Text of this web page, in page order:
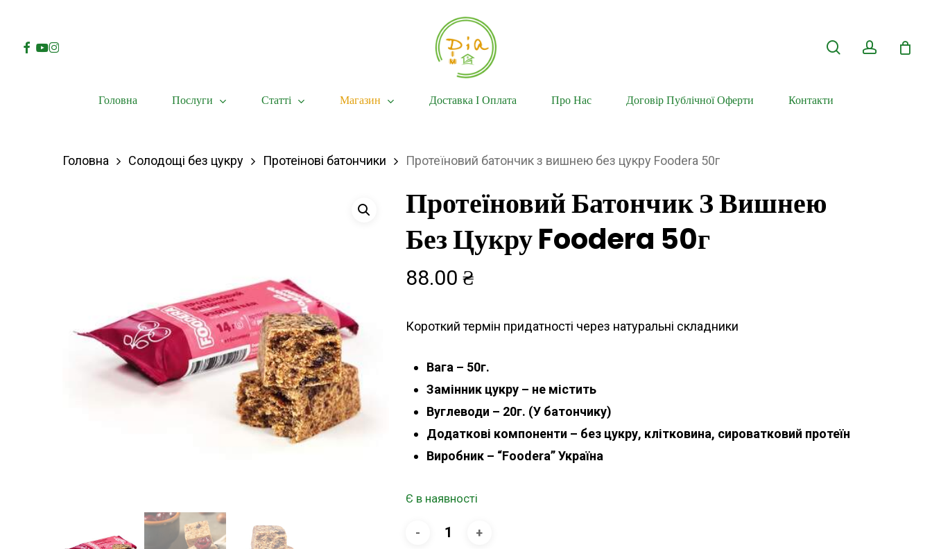
mainFacebook
Youtube
Instagram
Головна Послуги Статті Магазин Доставка І Оплата Про Нас Договір Публічної Оферти Контакти
Головна Солодощі без цукру Протеінові батончики Протеїновий батончик з вишнею без цукру Foodera 50г
Протеїновий Батончик З Вишнею
Без Цукру Foodera 50г
88.00 ₴
Короткий термін придатності через натуральні складники
Вага – 50г.
Замінник цукру – не містить
Вуглеводи – 20г. (У батончику)
Додаткові компоненти – без цукру, клітковина, сироватковий протеїн
Виробник – “Foodera” Україна
Є в наявності